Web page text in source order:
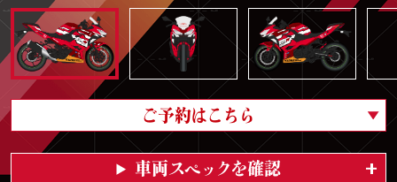
ご予約はこちら
車両スペックを確認